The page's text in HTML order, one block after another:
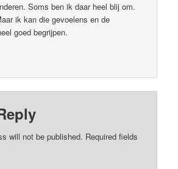
Soms ben ik daar heel blij om.
ik kan die gevoelens en de
goed begrijpen.
will not be published. Required fields